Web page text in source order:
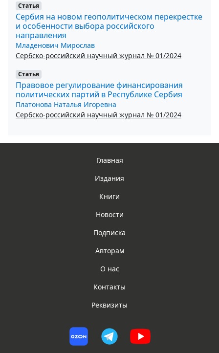
Статья
Сербия на новом геополитическом перекрестке
и особенности выбора российского
направления
Младенович Мирослав
Сербско-российский научный журнал № 01/2024
Статья
Правовое регулирование финансирования
политических партий в Республике Сербия
Платонова Наталья Игоревна
Сербско-российский научный журнал № 01/2024
Главная
Издания
Книги
Новости
Подписка
Авторам
О нас
Контакты
Реквизиты